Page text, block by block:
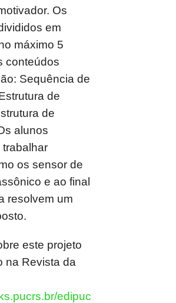
Os
em
máximo 5
conteúdos
Sequência de
de
de
alunos
os sensor de
e ao final
resolvem um
este projeto
na Revista da
edipuc